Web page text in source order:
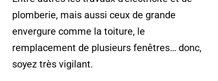
plomberie, mais aussi ceux de grande
envergure comme la toiture, le
remplacement de plusieurs fenêtres… donc,
soyez très vigilant.